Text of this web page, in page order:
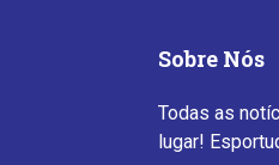
Sobre Nós
Todas as
lugar!